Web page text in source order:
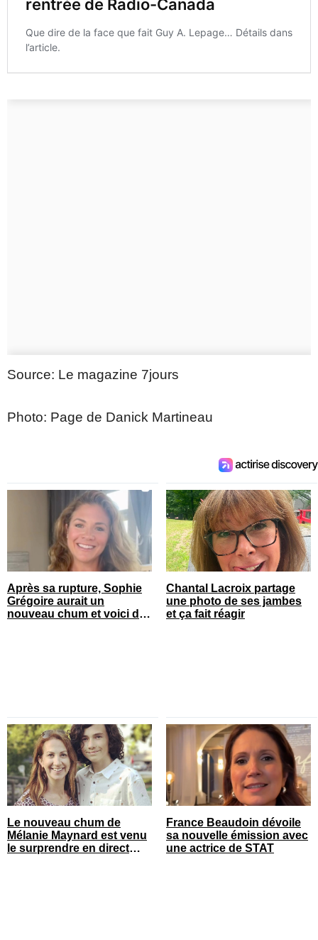
Source: Le magazine 7jours
Photo: Page de Danick Martineau
Après sa rupture, Sophie
Grégoire aurait un
nouveau chum et voici de
Chantal Lacroix partage
une photo de ses jambes
et ça fait réagir
Le nouveau chum de
Mélanie Maynard est venu
le surprendre en direct
France Beaudoin dévoile
sa nouvelle émission avec
une actrice de STAT